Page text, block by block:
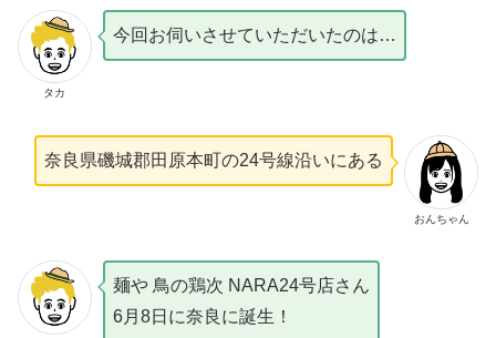
タカ
今回お伺いさせていただいたのは…
おんちゃん
奈良県磯城郡田原本町の24号線沿いにある
麺や 鳥の鶏次 NARA24号店さん
6月8日に奈良に誕生！